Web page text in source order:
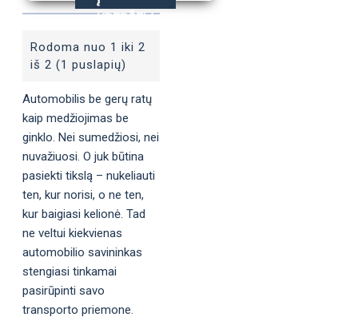
KREPŠELĮ
Rodoma nuo 1 iki 2
iš 2 (1 puslapių)
Automobilis be gerų ratų
kaip medžiojimas be
ginklo. Nei sumedžiosi, nei
nuvažiuosi. O juk būtina
pasiekti tikslą – nukeliauti
ten, kur norisi, o ne ten,
kur baigiasi kelionė. Tad
ne veltui kiekvienas
automobilio savininkas
stengiasi tinkamai
pasirūpinti savo
transporto priemone.